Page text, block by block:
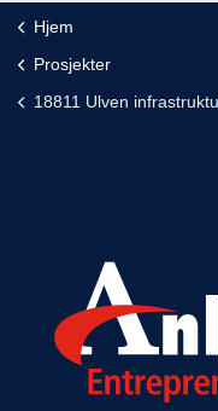
Hjem
Prosjekter
18811 Ulven